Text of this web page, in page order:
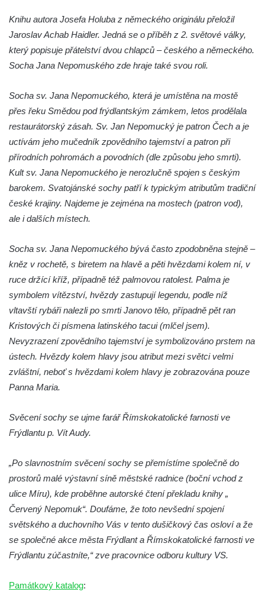
Socha Orlice v ZOO Hluboká
Socha Tygr v ZOO Hluboká
Socha Želva v ZOO Hluboká
Socha Včela v ZOO Hluboká
Socha Housenka v ZOO Hluboká
Socha Nosorožík v ZOO Hluboká
Socha Rosomák v ZOO Hluboká
Socha Beruška v ZOO Hluboká
Socha Vážka v ZOO Hluboká
Socha Volavka v ZOO Hluboká
Flamingo trůn v ZOO Hluboká
Lysá nad Labem, barokní město Šporkovo
Socha Opičákovník v ZOO Hluboká
Socha Roháč v ZOO Hluboká
Socha Mystik v ZOO Hluboká
Reliéf Rodina a práce na budově záložny
čp. 69/1 v Českých Budějovicích
kostela svatého Mikuláše v Českých
Budějovicích
kostela svaté Rodiny v Českých
Budějovicích
Socha S tebou v parku na Senovážném
náměstí v Českých Budějovicích
náměstí v Českých Budějovicích
Českých Budějovicích
Knihu autora Josefa Holuba z německého originálu přeložil
Jaroslav Achab Haidler. Jedná se o příběh z 2. světové války,
který popisuje přátelství dvou chlapců – českého a německého.
Socha Jana Nepomuského zde hraje také svou roli.
Socha sv. Jana Nepomuckého, která je umístěna na mostě
přes řeku Smědou pod frýdlantským zámkem, letos prodělala
restaurátorský zásah. Sv. Jan Nepomucký je patron Čech a je
uctívám jeho mučedník zpovědního tajemství a patron při
přírodních pohromách a povodních (dle způsobu jeho smrti).
Kult sv. Jana Nepomuckého je nerozlučně spojen s českým
barokem. Svatojánské sochy patří k typickým atributům tradiční
české krajiny. Najdeme je zejména na mostech (patron vod),
ale i dalších místech.
Socha sv. Jana Nepomuckého bývá často zpodobněna stejně –
kněz v rochetě, s biretem na hlavě a pěti hvězdami kolem ní, v
ruce držící kříž, případně též palmovou ratolest. Palma je
symbolem vítězství, hvězdy zastupují legendu, podle níž
vltavští rybáři nalezli po smrti Janovo tělo, případně pět ran
Kristových či písmena latinského tacui (mlčel jsem).
Nevyzrazení zpovědního tajemství je symbolizováno prstem na
ústech. Hvězdy kolem hlavy jsou atribut mezi světci velmi
zvláštní, neboť s hvězdami kolem hlavy je zobrazována pouze
Panna Maria.
Svěcení sochy se ujme farář Římskokatolické farnosti ve
Frýdlantu p. Vít Audy.
„Po slavnostním svěcení sochy se přemístíme společně do
prostorů malé výstavní síně městské radnice (boční vchod z
ulice Míru), kde proběhne autorské čtení překladu knihy „
Červený Nepomuk“. Doufáme, že toto nevšední spojení
světského a duchovního Vás v tento dušičkový čas osloví a že
se společné akce města Frýdlant a Římskokatolické farnosti ve
Frýdlantu zúčastníte,“ zve pracovnice odboru kultury VS.
Památkový katalog: